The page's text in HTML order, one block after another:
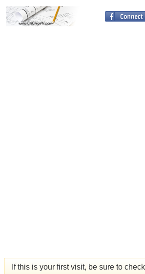
If this is your first visit, be sure to